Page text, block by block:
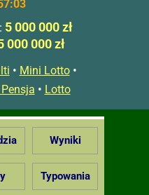
5 000 000 zł
000 000 zł
• Mini Lotto•
• Lotto
Wyniki
Typowania